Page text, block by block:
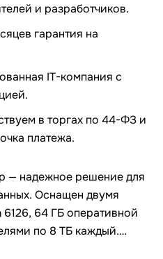
и разработчиков.
гарантия на
IT-компания с
в торгах по 44-ФЗ и
платежа.
— надежное решение для
Оснащен двумя
64 ГБ оперативной
по 8 ТБ каждый.
требующих